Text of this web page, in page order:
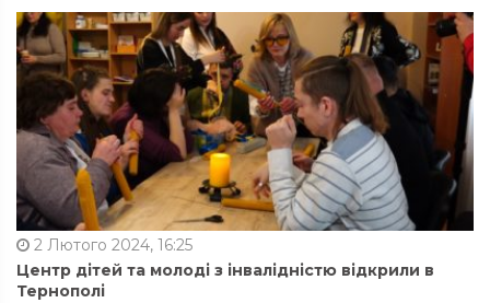
2 Лютого 2024, 16:25
Центр дітей та молоді з інвалідністю відкрили в
Тернополі